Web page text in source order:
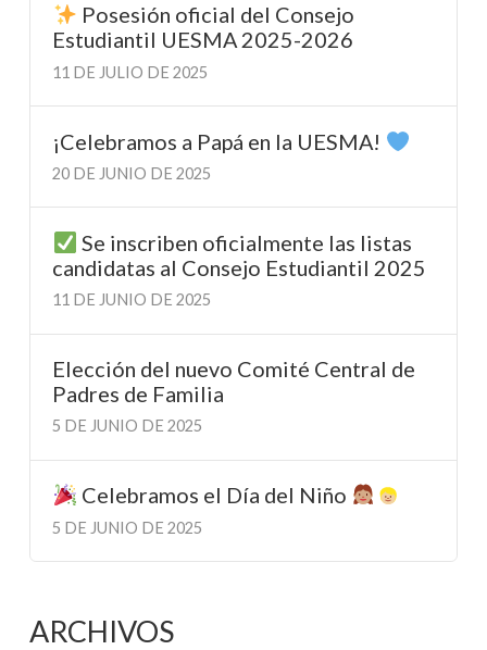
Posesión oficial del Consejo
Estudiantil UESMA 2025-2026
11 DE JULIO DE 2025
¡Celebramos a Papá en la UESMA!
20 DE JUNIO DE 2025
Se inscriben oficialmente las listas
candidatas al Consejo Estudiantil 2025
11 DE JUNIO DE 2025
Elección del nuevo Comité Central de
Padres de Familia
5 DE JUNIO DE 2025
Celebramos el Día del Niño
5 DE JUNIO DE 2025
ARCHIVOS